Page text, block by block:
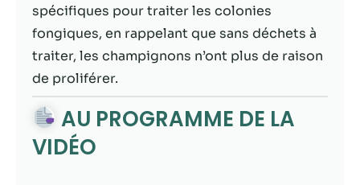
spécifiques pour traiter les colonies
fongiques, en rappelant que sans déchets à
traiter, les champignons n’ont plus de raison
de proliférer.
AU PROGRAMME DE LA
VIDÉO